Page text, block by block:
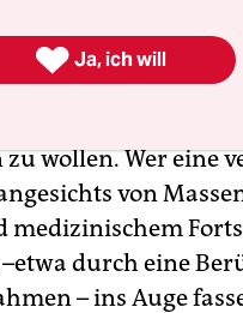
um eine
Und ist es
wollen. Wer eine
von
durch eine
– ins Auge
 Ja, ich will